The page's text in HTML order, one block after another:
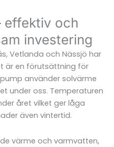
effektiv och
investering
Vetlanda och Nässjö har
är en förutsättning för
använder solvärme
under oss. Temperaturen
året vilket ger låga
även vintertid.
värme och varmvatten,